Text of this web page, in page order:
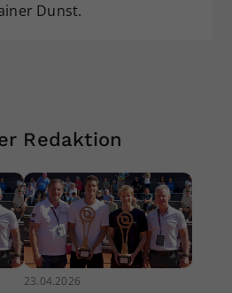
Dunst.
Redaktion
23.04.2026